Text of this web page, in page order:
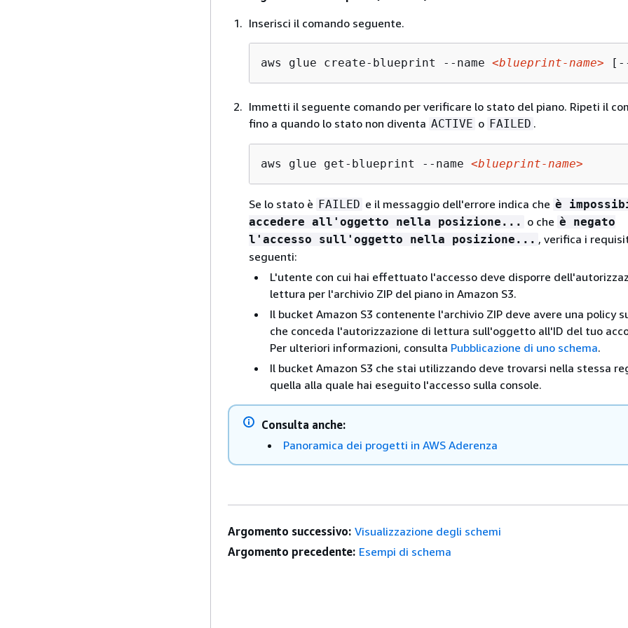
Inserisci il comando seguente.
aws glue create-blueprint --name <blueprint-name>
Immetti il seguente comando per verificare lo stato del piano. Ripeti il
fino a quando lo stato non diventa ACTIVE o FAILED .
aws glue get-blueprint --name <blueprint-name>
Se lo stato è FAILED e il messaggio dell'errore indica che è
accedere all'oggetto nella posizione... o che è negato
l'accesso sull'oggetto nella posizione... , verifica i
seguenti:
L'utente con cui hai effettuato l'accesso deve disporre
lettura per l'archivio ZIP del piano in Amazon S3.
Il bucket Amazon S3 contenente l'archivio ZIP deve avere una policy
che conceda l'autorizzazione di lettura sull'oggetto all'ID del tuo
Per ulteriori informazioni, consulta Pubblicazione di uno schema.
Il bucket Amazon S3 che stai utilizzando deve trovarsi nella stessa
quella alla quale hai eseguito l'accesso sulla console.
Consulta anche:
Panoramica dei progetti in AWS Aderenza
Argomento successivo: Visualizzazione degli schemi
Argomento precedente: Esempi di schema